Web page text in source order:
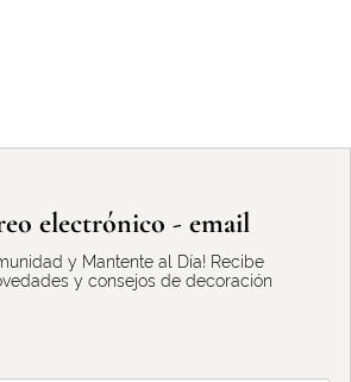
electrónico - email
y Mantente al Día! Recibe
y consejos de decoración